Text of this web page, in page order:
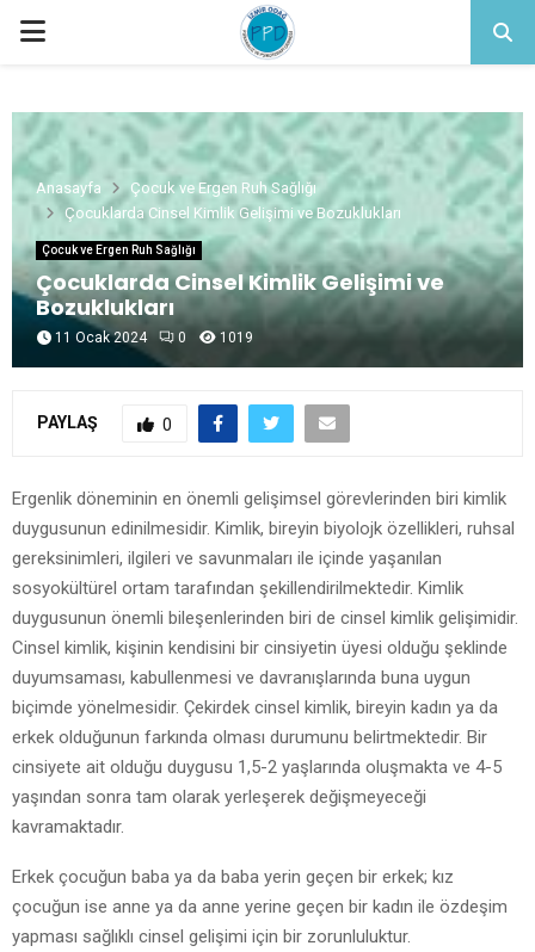
PRIMARY
Anasayfa
Çocuk ve Ergen Ruh Sağlığı
Çocuklarda Cinsel Kimlik Gelişimi ve Bozuklukları
Çocuk ve Ergen Ruh Sağlığı
Çocuklarda Cinsel Kimlik Gelişimi ve
Bozuklukları
11 Ocak 2024 0 1019
PAYLAŞ 0
Ergenlik döneminin en önemli gelişimsel görevlerinden biri kimlik
duygusunun edinilmesidir. Kimlik, bireyin biyolojk özellikleri, ruhsal
gereksinimleri, ilgileri ve savunmaları ile içinde yaşanılan
sosyokültürel ortam tarafından şekillendirilmektedir. Kimlik
duygusunun önemli bileşenlerinden biri de cinsel kimlik gelişimidir.
Cinsel kimlik, kişinin kendisini bir cinsiyetin üyesi olduğu şeklinde
duyumsaması, kabullenmesi ve davranışlarında buna uygun
biçimde yönelmesidir. Çekirdek cinsel kimlik, bireyin kadın ya da
erkek olduğunun farkında olması durumunu belirtmektedir. Bir
cinsiyete ait olduğu duygusu 1,5-2 yaşlarında oluşmakta ve 4-5
yaşından sonra tam olarak yerleşerek değişmeyeceği
kavramaktadır.
Erkek çocuğun baba ya da baba yerin geçen bir erkek; kız
çocuğun ise anne ya da anne yerine geçen bir kadın ile özdeşim
yapması sağlıklı cinsel gelişimi için bir zorunluluktur.